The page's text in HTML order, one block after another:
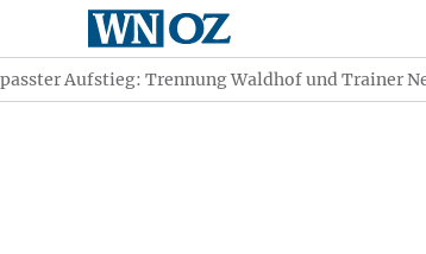
Aufstieg: Trennung Waldhof und Trainer